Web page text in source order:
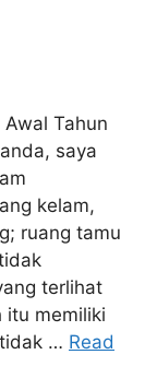
Tahun
saya
kelam,
ruang tamu
terlihat
itu memiliki
… Read